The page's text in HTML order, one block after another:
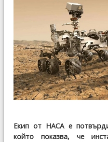
Екип от НАСА е
който показва, че